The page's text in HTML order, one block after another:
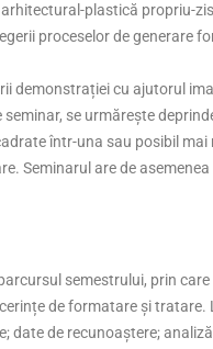
plastică propriu-
proceselor de generare
demonstrației cu ajutorul
se urmărește
într-una sau posibil mai
Seminarul are de
semestrului, prin
de formatare și tratare.
date de recunoaștere;